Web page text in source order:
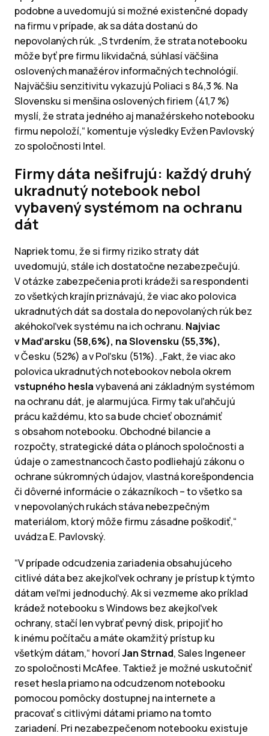
podobne a uvedomujú si možné existenčné dopady
na firmu v prípade, ak sa dáta dostanú do
nepovolaných rúk. „S tvrdením, že strata notebooku
môže byť pre firmu likvidačná, súhlasí väčšina
oslovených manažérov informačných technológií.
Najväčšiu senzitivitu vykazujú Poliaci s 84,3 %. Na
Slovensku si menšina oslovených firiem (41,7 %)
myslí, že strata jedného aj manažérskeho notebooku
firmu nepoloží,“ komentuje výsledky Evžen Pavlovský
zo spoločnosti Intel.
Firmy dáta nešifrujú: každý druhý
ukradnutý notebook nebol
vybavený systémom na ochranu
dát
Napriek tomu, že si firmy riziko straty dát
uvedomujú, stále ich dostatočne nezabezpečujú.
V otázke zabezpečenia proti krádeži sa respondenti
zo všetkých krajín priznávajú, že viac ako polovica
ukradnutých dát sa dostala do nepovolaných rúk bez
akéhokoľvek systému na ich ochranu. Najviac
v Maďarsku (58,6%), na Slovensku (55,3%),
v Česku (52%) a v Poľsku (51%). „Fakt, že viac ako
polovica ukradnutých notebookov nebola okrem
vstupného heslavybavená ani základným systémom
na ochranu dát, je alarmujúca. Firmy tak uľahčujú
prácu každému, kto sa bude chcieť oboznámiť
s obsahom notebooku. Obchodné bilancie a
rozpočty, strategické dáta o plánoch spoločnosti a
údaje o zamestnancoch často podliehajú zákonu o
ochrane súkromných údajov, vlastná korešpondencia
či dôverné informácie o zákazníkoch – to všetko sa
v nepovolaných rukách stáva nebezpečným
materiálom, ktorý môže firmu zásadne poškodiť,“
uvádza E. Pavlovský.
“V prípade odcudzenia zariadenia obsahujúceho
citlivé dáta bez akejkoľvek ochrany je prístup k týmto
dátam veľmi jednoduchý. Ak si vezmeme ako príklad
krádež notebooku s Windows bez akejkoľvek
ochrany, stačí len vybrať pevný disk, pripojiť ho
k inému počítaču a máte okamžitý prístup ku
všetkým dátam,“ hovoríJan Strnad, Sales Ingeneer
zo spoločnosti McAfee. Taktiež je možné uskutočniť
reset hesla priamo na odcudzenom notebooku
pomocou pomôcky dostupnej na internete a
pracovať s citlivými dátami priamo na tomto
zariadení. Pri nezabezpečenom notebooku existuje